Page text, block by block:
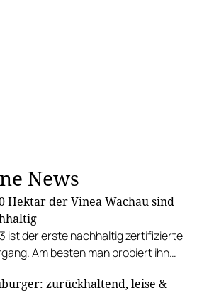
News
Hektar der Vinea Wachau sind
ist der erste nachhaltig zertifizierte
Am besten man probiert ihn
zurückhaltend, leise &